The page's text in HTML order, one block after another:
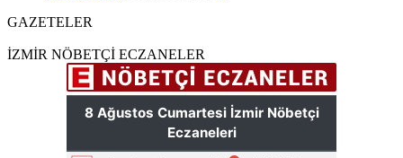
GAZETELER
İZMİR NÖBETÇİ ECZANELER